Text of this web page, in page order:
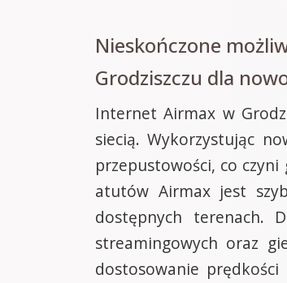
Nieskończone
Grodziszczu dla
Internet Airmax w
siecią. Wykorzystując
przepustowości, co
atutów Airmax jest
dostępnych terenach.
streamingowych oraz
dostosowanie